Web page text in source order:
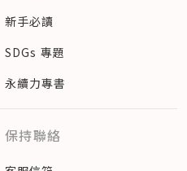
新手必讀
SDGs 專題
永續力專書
保持聯絡